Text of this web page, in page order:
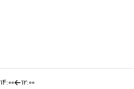
12:00
14:00